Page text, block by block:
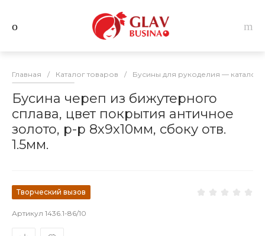
Главная / Каталог товаров / Бусины для рукоделия — каталог
Бусина череп из бижутерного
сплава, цвет покрытия античное
золото, р-р 8х9х10мм, сбоку отв.
1.5мм.
Творческий вызов
Артикул 1436.1-86/10